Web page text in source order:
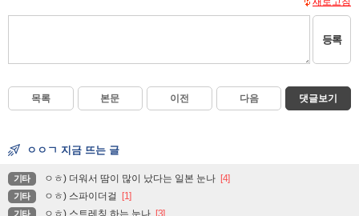
등록
목록 본문 이전 다음 댓글보기
ㅇㅇㄱ 지금 뜨는 글
기타 ㅇㅎ) 더워서 땀이 많이 났다는 일본 눈나 [4]
기타 ㅇㅎ) 스파이더걸 [1]
기타 ㅇㅎ) 스트레칭 하는 눈나 [3]